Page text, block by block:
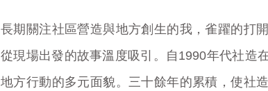
長期關注社區營造與地方創生的我，雀躍的打
從現場出發的故事溫度吸引。自1990年代社造
地方行動的多元面貌。三十餘年的累積，使社